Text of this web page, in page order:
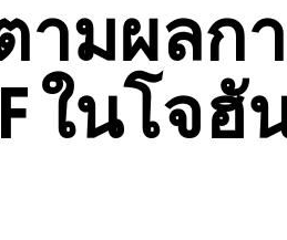
ามผลก
ในโจฮั